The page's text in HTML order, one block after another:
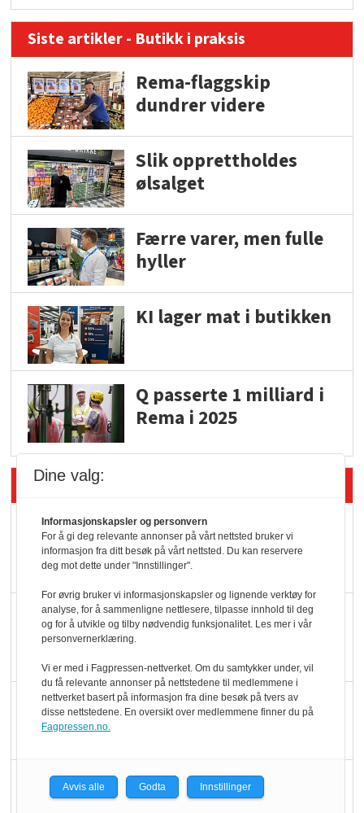
Siste artikler - Butikk i praksis
Rema-flaggskip
dundrer videre
Slik opprettholdes
ølsalget
Færre varer, men fulle
hyller
KI lager mat i butikken
Q passerte 1 milliard i
Rema i 2025
Siste artikler - Økologisk
Kolonihagens norske
yoghurt: Trues av
melkemangel
Marit Kolby vant
Økologisk Norge sin
hederspris
Blir enklere å velge
Kolonihagen sliter
med å få tak i nok melk
Dine valg:
Informasjonskapsler og personvern
For å gi deg relevante annonser på vårt nettsted bruker vi
informasjon fra ditt besøk på vårt nettsted. Du kan reservere
deg mot dette under "Innstillinger".
For øvrig bruker vi informasjonskapsler og lignende verktøy for
analyse, for å sammenligne nettlesere, tilpasse innhold til deg
og for å utvikle og tilby nødvendig funksjonalitet. Les mer i vår
personvernerklæring.
Vi er med i Fagpressen-nettverket. Om du samtykker under, vil
du få relevante annonser på nettstedene til medlemmene i
nettverket basert på informasjon fra dine besøk på tvers av
disse nettstedene. En oversikt over medlemmene finner du på
Fagpressen.no.
Avvis alle Godta Innstillinger